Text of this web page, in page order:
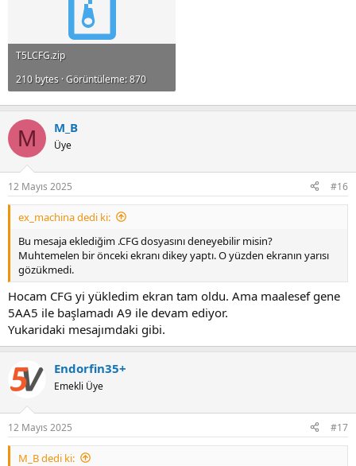
T5LCFG.zip
210 bytes · Görüntüleme: 870
M M_B
Üye
12 Mayıs 2025 #16
ex_machina dedi ki:
Bu mesaja eklediğim .CFG dosyasını deneyebilir misin?
Muhtemelen bir önceki ekranı dikey yaptı. O yüzden ekranın yarısı
gözükmedi.
Hocam CFG yi yükledim ekran tam oldu. Ama maalesef gene
5AA5 ile başlamadı A9 ile devam ediyor.
Yukaridaki mesajımdaki gibi.
Endorfin35+
Emekli Üye
12 Mayıs 2025 #17
M_B dedi ki: